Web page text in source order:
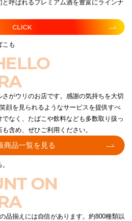
と呼ばれるプレミアム酒を豊富にラインナ
CLICK
こも
がウリのお店です。感謝の気持ちを大切
顔を見られるようなサービスを提供すべ
なく、たばこや飲料なども多数取り扱っ
含め、ぜひご利用ください。
商品一覧を見る
ON
品揃えには自信があります。約800種類以